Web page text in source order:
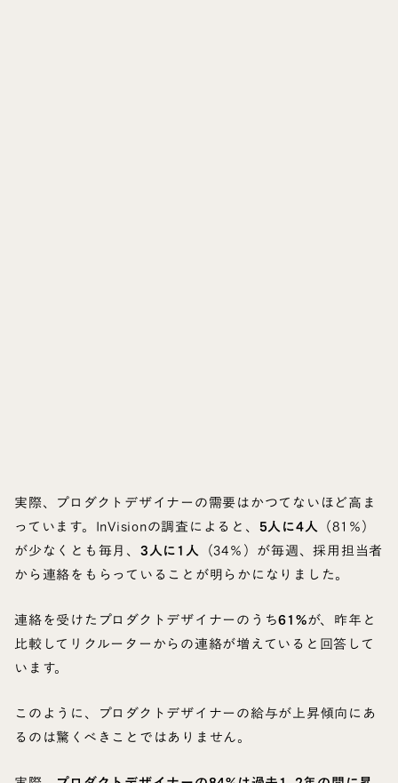
実際、プロダクトデザイナーの需要はかつてないほど高ま
っています。InVisionの調査によると、 5人に4人 （81％）
が少なくとも毎月、 3人に1人 （34％）が毎週、採用担当者
から連絡をもらっていることが明らかになりました。
連絡を受けたプロダクトデザイナーのうち61%が、昨年と
比較してリクルーターからの連絡が増えていると回答して
います。
このように、プロダクトデザイナーの給与が上昇傾向にあ
るのは驚くべきことではありません。